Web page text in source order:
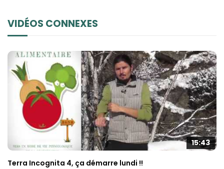
VIDÉOS CONNEXES
15:43
Terra Incognita 4, ça démarre lundi !!